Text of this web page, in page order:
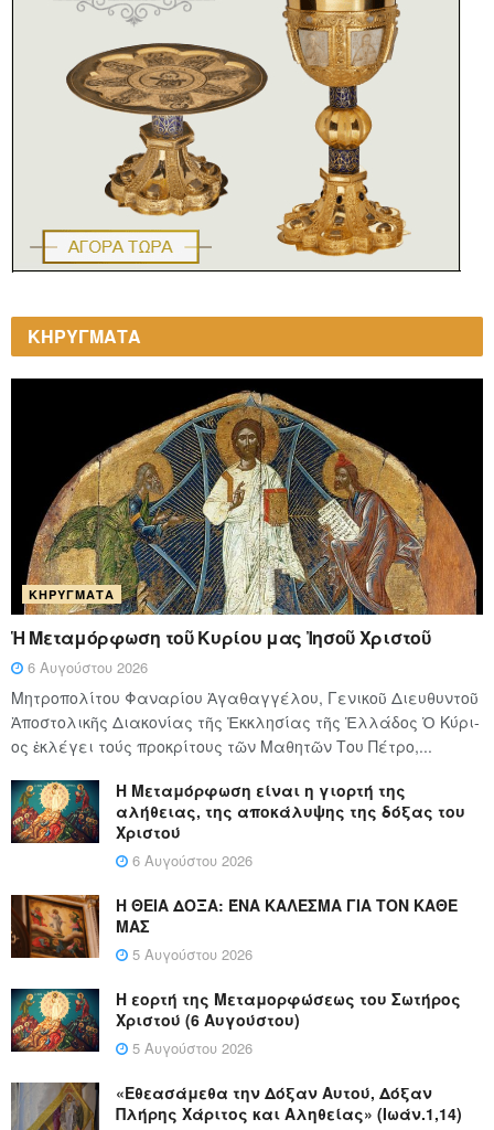
ΚΗΡΥΓΜΑΤΑ
ΚΗΡΎΓΜΑΤΑ
Ἡ Μεταμόρφωση τοῦ Κυρίου μας Ἰησοῦ Χριστοῦ
6 Αυγούστου 2026
Μητροπολίτου Φαναρίου Ἀγαθαγγέλου, Γενικοῦ Διευθυντοῦ
Ἀποστολικῆς Διακονίας τῆς Ἐκκλησίας τῆς Ἑλλάδος Ὁ Κύ­ρι­
ος ἐκλέγει τούς προ­κρί­τους τῶν Μα­θη­τῶν Του Πέ­τρο,...
Η Μεταμόρφωση είναι η γιορτή της
αλήθειας, της αποκάλυψης της δόξας του
Χριστού
6 Αυγούστου 2026
Η ΘΕΙΑ ΔΟΞΑ: ΈΝΑ ΚΑΛΕΣΜΑ ΓΙΑ ΤΟΝ ΚΑΘΕ
ΜΑΣ
5 Αυγούστου 2026
Η εορτή της Μεταμορφώσεως του Σωτήρος
Χριστού (6 Αυγούστου)
5 Αυγούστου 2026
«Εθεασάμεθα την Δόξαν Αυτού, Δόξαν
Πλήρης Χάριτος και Αληθείας» (Ιωάν.1,14)